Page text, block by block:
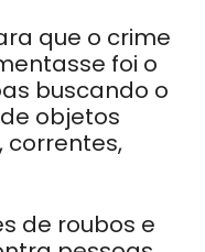
que o crime
foi o
buscando o
objetos
correntes,
de roubos e